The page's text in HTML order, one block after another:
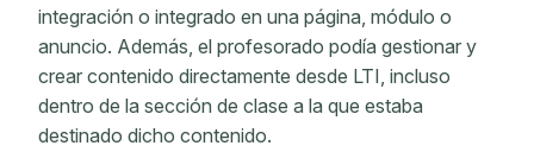
integración o integrado en una página, módulo o
anuncio. Además, el profesorado podía gestionar y
crear contenido directamente desde LTI, incluso
dentro de la sección de clase a la que estaba
destinado dicho contenido.